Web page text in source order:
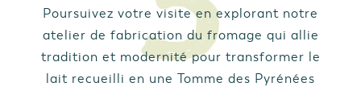
Poursuivez votre visite en explorant notre
atelier de fabrication du fromage qui allie
tradition et modernité pour transformer le
lait recueilli en une Tomme des Pyrénées